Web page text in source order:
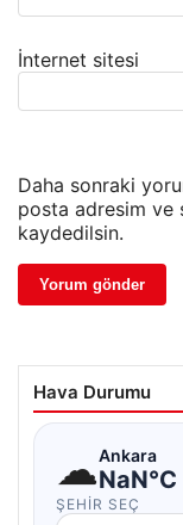
İnternet sitesi
Daha sonraki
posta adresim ve
kaydedilsin.
Hava Durumu
☁Ankara
NaN°C
ŞEHIR SEÇ